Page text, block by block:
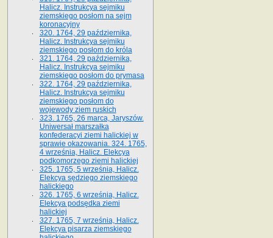
Halicz. Instrukcya sejmiku
ziemskiego posłom na sejm
koronacyjny
320. 1764, 29 października,
Halicz. Instrukcya sejmiku
ziemskiego posłom do króla
321. 1764, 29 października,
Halicz. Instrukcya sejmiku
ziemskiego posłom do prymasa
322. 1764, 29 października,
Halicz. Instrukcya sejmiku
ziemskiego posłom do
wojewody ziem ruskich
323. 1765, 26 marca, Jaryszów.
Uniwersał marszałka
konfederacyi ziemi halickiej w
sprawie okazowania. 324. 1765,
4 września, Halicz. Elekcya
podkomorzego ziemi halickiej
325. 1765, 5 września, Halicz.
Elekcya sędziego ziemskiego
halickiego
326. 1765, 6 września, Halicz.
Elekcya podsędka ziemi
halickiej
327. 1765, 7 września, Halicz.
Elekcya pisarza ziemskiego